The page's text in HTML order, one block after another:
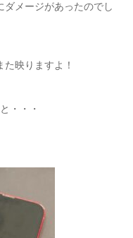
メージがあったのでし
映りますよ！
・・・